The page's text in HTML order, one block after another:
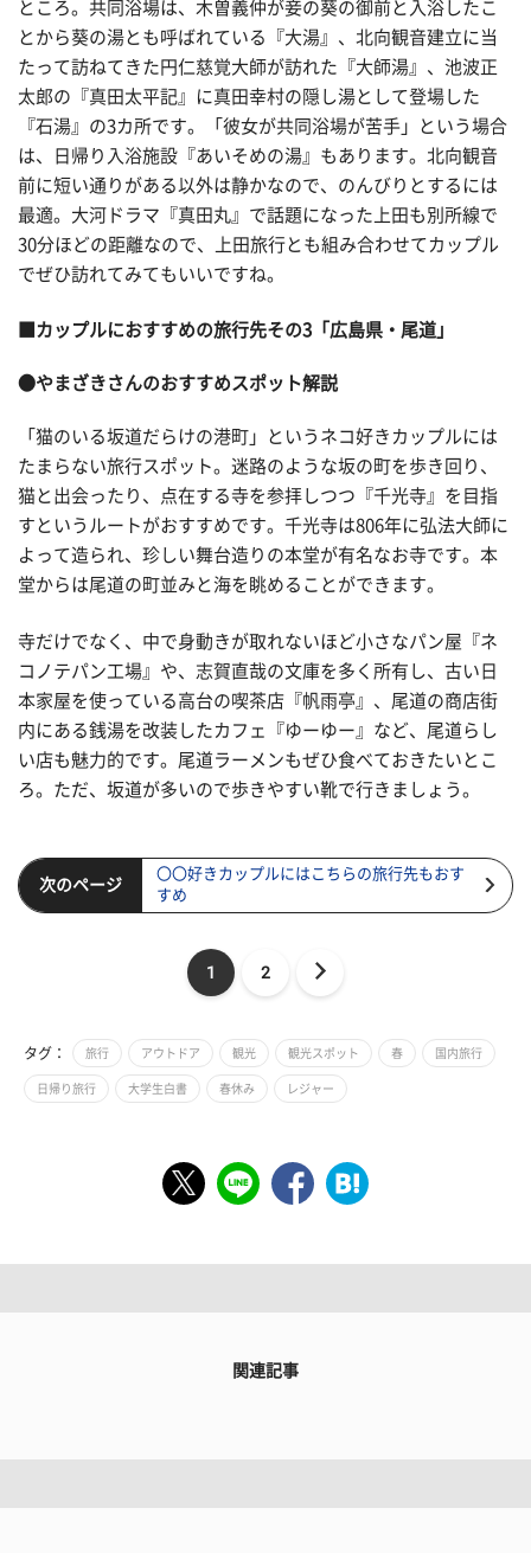
ところ。共同浴場は、木曽義仲が妾の葵の御前と入浴したこ
とから葵の湯とも呼ばれている『大湯』、北向観音建立に当
たって訪ねてきた円仁慈覚大師が訪れた『大師湯』、池波正
太郎の『真田太平記』に真田幸村の隠し湯として登場した
『石湯』の3カ所です。「彼女が共同浴場が苦手」という場合
は、日帰り入浴施設『あいそめの湯』もあります。北向観音
前に短い通りがある以外は静かなので、のんびりとするには
最適。大河ドラマ『真田丸』で話題になった上田も別所線で
30分ほどの距離なので、上田旅行とも組み合わせてカップル
でぜひ訪れてみてもいいですね。
■カップルにおすすめの旅行先その3「広島県・尾道」
●やまざきさんのおすすめスポット解説
「猫のいる坂道だらけの港町」というネコ好きカップルには
たまらない旅行スポット。迷路のような坂の町を歩き回り、
猫と出会ったり、点在する寺を参拝しつつ『千光寺』を目指
すというルートがおすすめです。千光寺は806年に弘法大師に
よって造られ、珍しい舞台造りの本堂が有名なお寺です。本
堂からは尾道の町並みと海を眺めることができます。
寺だけでなく、中で身動きが取れないほど小さなパン屋『ネ
コノテパン工場』や、志賀直哉の文庫を多く所有し、古い日
本家屋を使っている高台の喫茶店『帆雨亭』、尾道の商店街
内にある銭湯を改装したカフェ『ゆーゆー』など、尾道らし
い店も魅力的です。尾道ラーメンもぜひ食べておきたいとこ
ろ。ただ、坂道が多いので歩きやすい靴で行きましょう。
次のページ
〇〇好きカップルにはこちらの旅行先もおす
すめ
1 2
タグ： 旅行 アウトドア 観光 観光スポット 春 国内旅行
日帰り旅行 大学生白書 春休み レジャー
関連記事